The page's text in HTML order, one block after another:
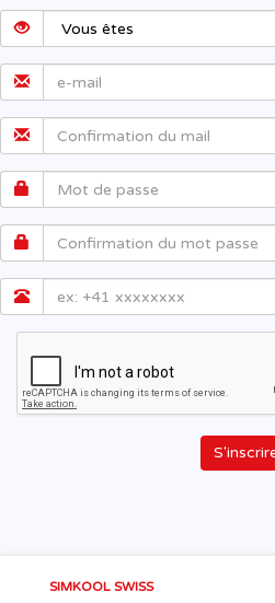
SIMKOOL SWISS